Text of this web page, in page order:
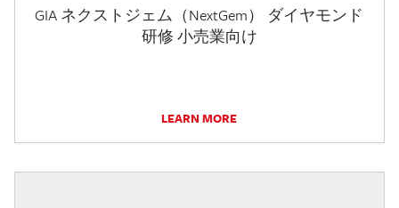
GIA ネクストジェム（NextGem） ダイヤモンド
研修 小売業向け
LEARN MORE